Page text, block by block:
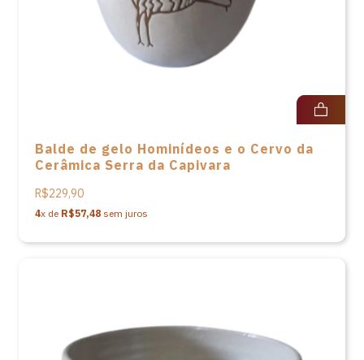
Balde de gelo Hominídeos e o Cervo da
Cerâmica Serra da Capivara
R$229,90
4x de R$57,48 sem juros